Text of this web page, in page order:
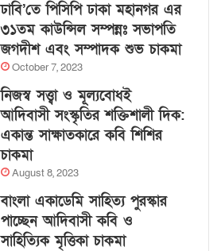
ঢাবি’তে পিসিপি ঢাকা মহানগর এর
৩১তম কাউন্সিল সম্পন্নঃ সভাপতি
জগদীশ এবং সম্পাদক শুভ চাকমা
October 7, 2023
নিজস্ব সত্ত্বা ও মূল্যবোধই
আদিবাসী সংস্কৃতির শক্তিশালী দিক:
একান্ত সাক্ষাতকারে কবি শিশির
চাকমা
August 8, 2023
বাংলা একাডেমি সাহিত্য পুরস্কার
পাচ্ছেন আদিবাসী কবি ও
সাহিত্যিক মৃত্তিকা চাকমা